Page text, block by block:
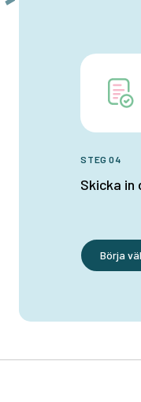
STEG 04
Skicka
Börja